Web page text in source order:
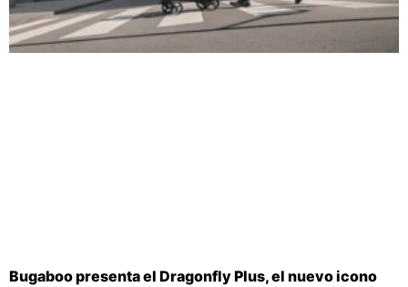
Bugaboo presenta el Dragonfly Plus, el nuevo icono